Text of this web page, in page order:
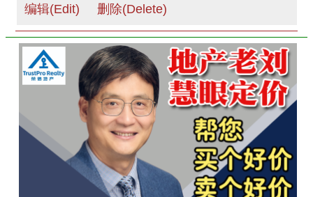
编辑(Edit) 删除(Delete)